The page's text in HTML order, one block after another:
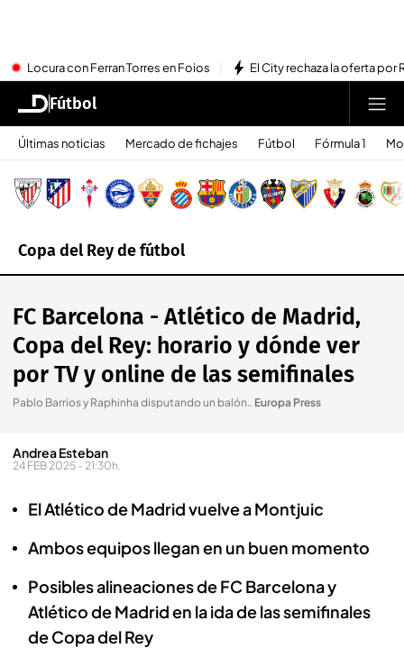
Locura con Ferran Torres en Foios El City rechaza la oferta por
Fútbol
Últimas noticias Mercado de fichajes Fútbol Fórmula 1
Copa del Rey de fútbol
FC Barcelona - Atlético de Madrid,
Copa del Rey: horario y dónde ver
por TV y online de las semifinales
Pablo Barrios y Raphinha disputando un balón.. Europa Press
Andrea Esteban
24 FEB 2025 - 21:30h.
El Atlético de Madrid vuelve a Montjuic
Ambos equipos llegan en un buen momento
Posibles alineaciones de FC Barcelona y
Atlético de Madrid en la ida de las semifinales
de Copa del Rey